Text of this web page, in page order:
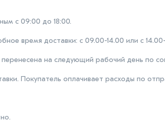
с 09:00 до 18:00.
время доставки: с 09.00-14.00 или с
на следующий рабочий день по
Покупатель оплачивает расходы по